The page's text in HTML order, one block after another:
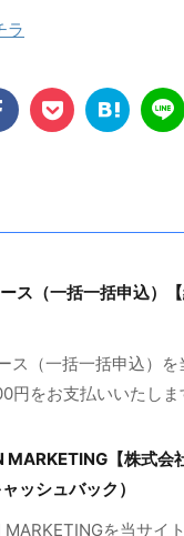
ラ
（一括一括申込）
（一括一括申込）
円をお支払いいたし
【株式会
ッシュバック）
を当サイ